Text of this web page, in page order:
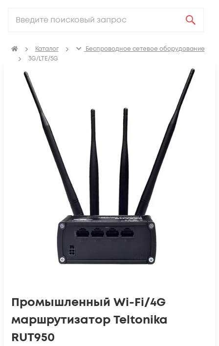
Каталог
Беспроводное сетевое оборудование
3G/LTE/5G
Промышленный Wi-Fi/4G
маршрутизатор Teltonika
RUT950